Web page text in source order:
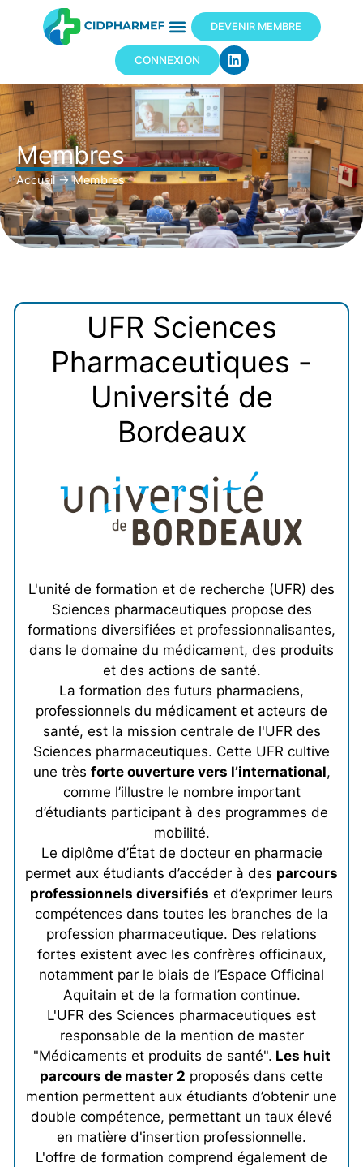
DEVENIR MEMBRE
CONNEXION
Membres
Accueil→Membres
UFR Sciences
Pharmaceutiques -
Université de
Bordeaux
L'unité de formation et de recherche (UFR) des
Sciences pharmaceutiques propose des
formations diversifiées et professionnalisantes,
dans le domaine du médicament, des produits
et des actions de santé.
La formation des futurs pharmaciens,
professionnels du médicament et acteurs de
santé, est la mission centrale de l'UFR des
Sciences pharmaceutiques. Cette UFR cultive
une très forte ouverture vers l’international,
comme l’illustre le nombre important
d’étudiants participant à des programmes de
mobilité.
Le diplôme d’État de docteur en pharmacie
permet aux étudiants d’accéder à des parcours
professionnels diversifiés et d’exprimer leurs
compétences dans toutes les branches de la
profession pharmaceutique. Des relations
fortes existent avec les confrères officinaux,
notamment par le biais de l’Espace Officinal
Aquitain et de la formation continue.
L'UFR des Sciences pharmaceutiques est
responsable de la mention de master
"Médicaments et produits de santé". Les huit
parcours de master 2 proposés dans cette
mention permettent aux étudiants d’obtenir une
double compétence, permettant un taux élevé
en matière d'insertion professionnelle.
L'offre de formation comprend également de